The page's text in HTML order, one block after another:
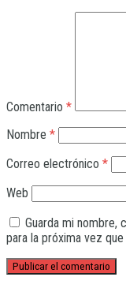
Comentario *
Nombre *
Correo electrónico *
Web
Guarda mi nombre,
para la próxima vez